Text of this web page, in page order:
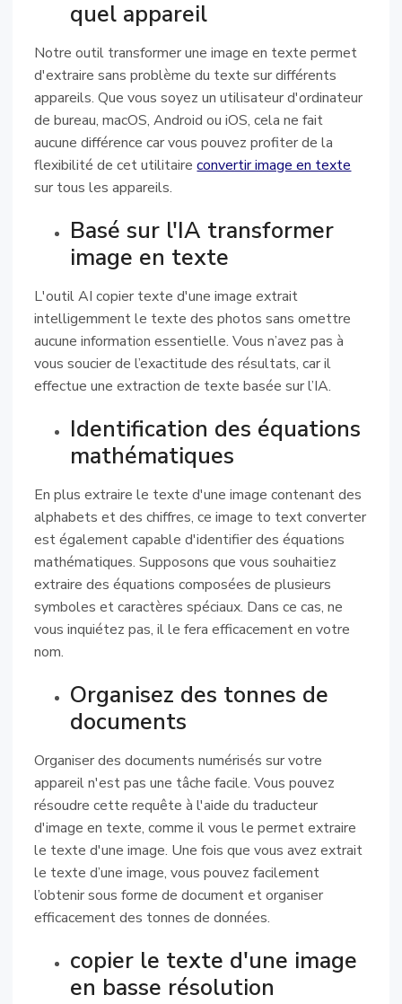
quel appareil
Notre outil transformer une image en texte permet
d'extraire sans problème du texte sur différents
appareils. Que vous soyez un utilisateur d'ordinateur
de bureau, macOS, Android ou iOS, cela ne fait
aucune différence car vous pouvez profiter de la
flexibilité de cet utilitaireconvertir image en texte
sur tous les appareils.
Basé sur l'IA transformer
image en texte
L'outil AI copier texte d'une image extrait
intelligemment le texte des photos sans omettre
aucune information essentielle. Vous n’avez pas à
vous soucier de l’exactitude des résultats, car il
effectue une extraction de texte basée sur l’IA.
Identification des équations
mathématiques
En plus extraire le texte d'une image contenant des
alphabets et des chiffres, ce image to text converter
est également capable d'identifier des équations
mathématiques. Supposons que vous souhaitiez
extraire des équations composées de plusieurs
symboles et caractères spéciaux. Dans ce cas, ne
vous inquiétez pas, il le fera efficacement en votre
nom.
Organisez des tonnes de
documents
Organiser des documents numérisés sur votre
appareil n'est pas une tâche facile. Vous pouvez
résoudre cette requête à l'aide du traducteur
d'image en texte, comme il vous le permet extraire
le texte d'une image. Une fois que vous avez extrait
le texte d’une image, vous pouvez facilement
l’obtenir sous forme de document et organiser
efficacement des tonnes de données.
copier le texte d'une image
en basse résolution